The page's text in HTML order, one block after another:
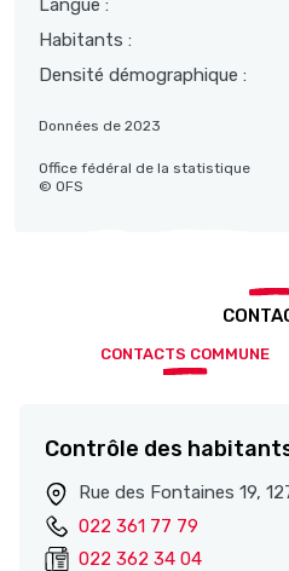
Langue :
Habitants :
Densité démographique :
Données de 2023
Office fédéral de la statistique
© OFS
CONTACTS COMMUNE
Contrôle des
Rue des Fontaines 19,
022 361 77 79
022 362 34 04